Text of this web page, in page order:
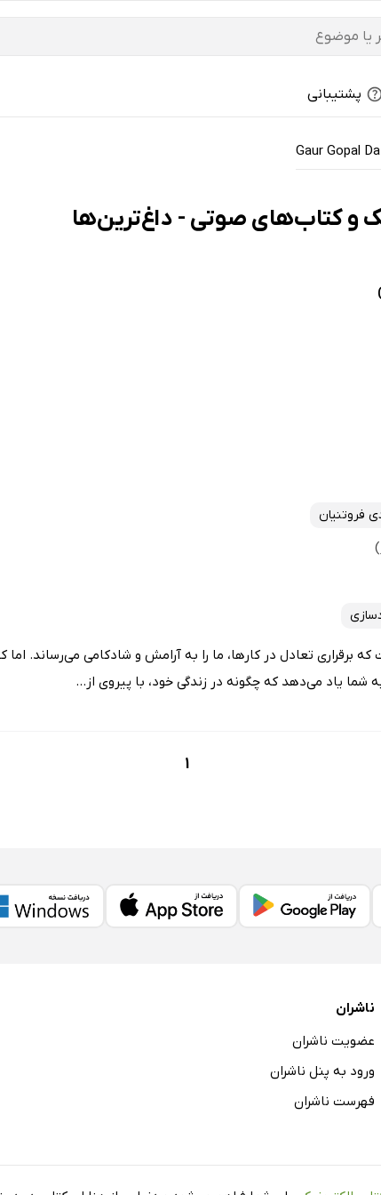
پشتیبانی
Gaur Gopal Da
فروتنیان
برقراری تعادل در کارها، ما را به آرامش و شادکامی می‌رساند.
شما یاد می‌دهد که چگونه در زندگی خود، با پیروی از...
1
ناشران
عضویت ناشران
ورود به پنل ناشران
فهرست ناشران